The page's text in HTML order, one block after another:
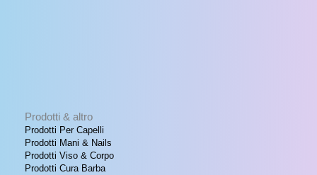
Prodotti & altro
Prodotti Per Capelli
Prodotti Mani & Nails
Prodotti Viso & Corpo
Prodotti Cura Barba